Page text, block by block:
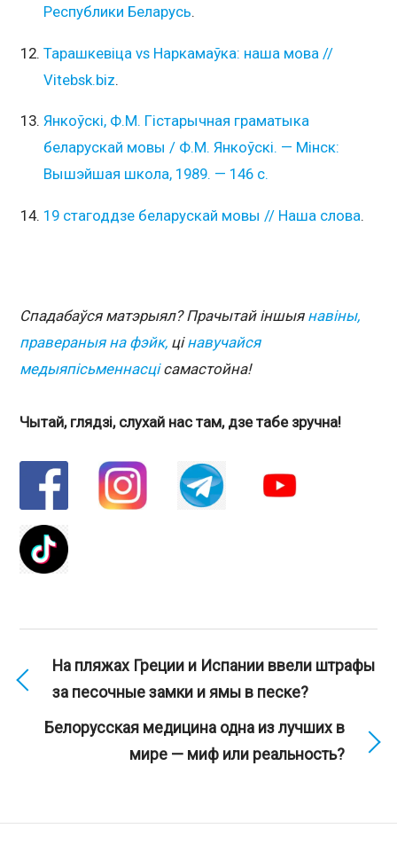
Республики Беларусь.
Тарашкевіца vs Наркамаўка: наша мова //
Vitebsk.biz.
Янкоўскі, Ф.М. Гістарычная граматыка
беларускай мовы / Ф.М. Янкоўскі. — Мінск:
Вышэйшая школа, 1989. — 146 с.
19 стагоддзе беларускай мовы // Наша слова.
Спадабаўся матэрыял? Прачытай іншыя навіны,
правераныя на фэйк, цінавучайся
медыяпісьменнасцісамастойна!
Чытай, глядзі, слухай нас там, дзе табе зручна!
На пляжах Греции и Испании ввели штрафы
за песочные замки и ямы в песке?
Белорусская медицина одна из лучших в
мире — миф или реальность?